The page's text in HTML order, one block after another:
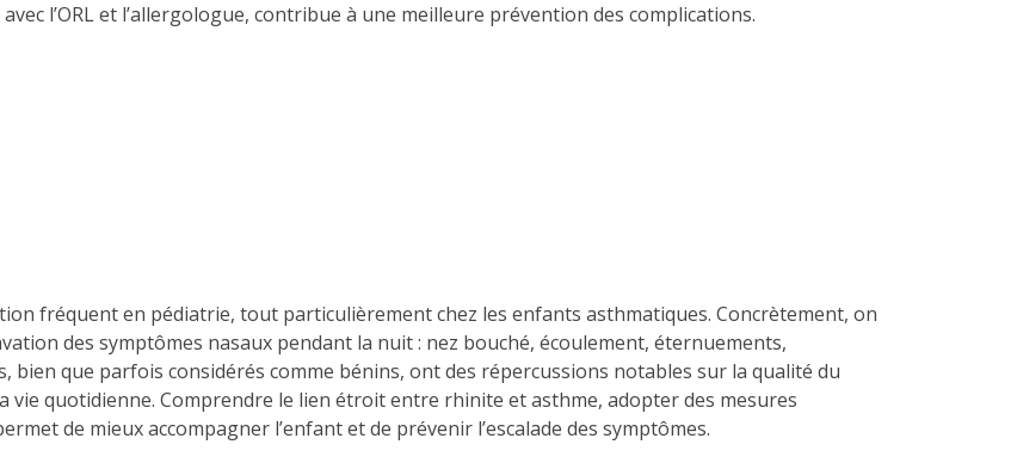
l’ORL et l’allergologue, contribue à une meilleure prévention des complications.
fréquent en pédiatrie, tout particulièrement chez les enfants asthmatiques. Concrètement, on
des symptômes nasaux pendant la nuit : nez bouché, écoulement, éternuements,
bien que parfois considérés comme bénins, ont des répercussions notables sur la qualité du
vie quotidienne. Comprendre le lien étroit entre rhinite et asthme, adopter des mesures
de mieux accompagner l’enfant et de prévenir l’escalade des symptômes.